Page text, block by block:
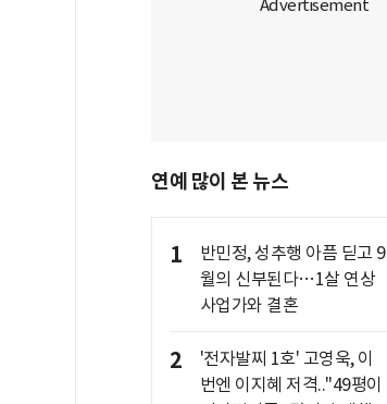
연예 많이 본 뉴스
1
반민정, 성추행 아픔 딛고 9
월의 신부된다…1살 연상
사업가와 결혼
2
'전자발찌 1호' 고영욱, 이
번엔 이지혜 저격.."49평이